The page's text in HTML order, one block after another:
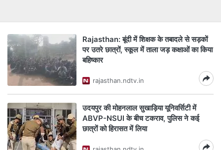
Rajasthan: बूंदी में शिक्षक के तबादले से सड़कों
पर उतरे छात्रों, स्कूल में ताला जड़ कक्षाओं का किया
बहिष्कार
rajasthan.ndtv.in
उदयपुर की मोहनलाल सुखाड़िया यूनिवर्सिटी में
ABVP-NSUI के बीच टकराव, पुलिस ने कई
छात्रों को हिरासत में लिया